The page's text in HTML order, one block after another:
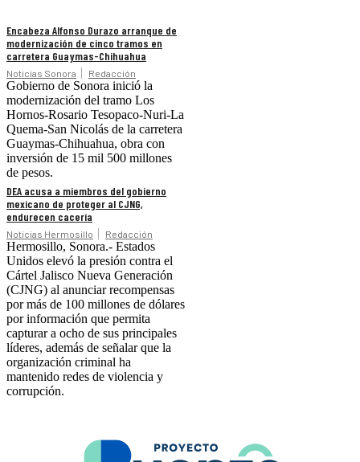
Encabeza Alfonso Durazo arranque de
modernización de cinco tramos en
carretera Guaymas-Chihuahua
Noticias Sonora Redacción
Gobierno de Sonora inició la
modernización del tramo Los
Hornos-Rosario Tesopaco-Nuri-La
Quema-San Nicolás de la carretera
Guaymas-Chihuahua, obra con
inversión de 15 mil 500 millones
de pesos.
DEA acusa a miembros del gobierno
mexicano de proteger al CJNG,
endurecen cacería
Noticias Hermosillo Redacción
Hermosillo, Sonora.- Estados
Unidos elevó la presión contra el
Cártel Jalisco Nueva Generación
(CJNG) al anunciar recompensas
por más de 100 millones de dólares
por información que permita
capturar a ocho de sus principales
líderes, además de señalar que la
organización criminal ha
mantenido redes de violencia y
corrupción.